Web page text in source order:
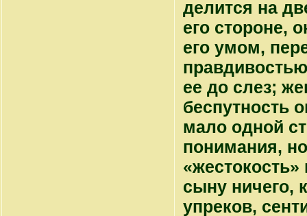
делится на
его стороне,
его умом,
ее до слез;
беспутность
мало одной
понимания,
сыну ничего,
упреков,